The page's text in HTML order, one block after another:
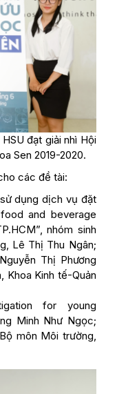
đạt giải nhì Hội
Sen 2019-2020.
các đề tài:
dụng dịch vụ đặt
and beverage
nhóm sinh
Lê Thị Thu Ngân;
Thị Phương
Khoa Kinh tế-Quản
for young
Minh Như Ngọc;
môn Môi trường,